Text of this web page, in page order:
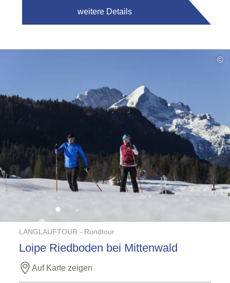
weitere Details
©
LANGLAUFTOUR - Rundtour
Loipe Riedboden bei Mittenwald
Auf Karte zeigen